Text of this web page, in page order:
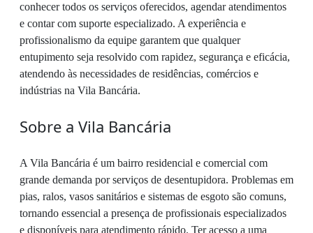
conhecer todos os serviços oferecidos, agendar atendimentos
e contar com suporte especializado. A experiência e
profissionalismo da equipe garantem que qualquer
entupimento seja resolvido com rapidez, segurança e eficácia,
atendendo às necessidades de residências, comércios e
indústrias na Vila Bancária.
Sobre a Vila Bancária
A Vila Bancária é um bairro residencial e comercial com
grande demanda por serviços de desentupidora. Problemas em
pias, ralos, vasos sanitários e sistemas de esgoto são comuns,
tornando essencial a presença de profissionais especializados
e disponíveis para atendimento rápido. Ter acesso a uma